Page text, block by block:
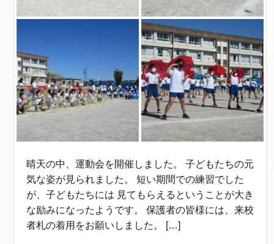
晴天の中、運動会を開催しました。 子どもたちの元
気な姿が見られました。 短い期間での練習でした
が、子どもたちには 見てもらえるということが大き
な励みになったようです。 保護者の皆様には、来校
者札の着用をお願いしました。 […]